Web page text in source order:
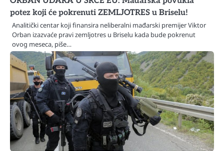
potez koji će pokrenuti ZEMLJOTRES u Briselu!
Analitički centar koji finansira neliberalni mađarski premijer Viktor
Orban izazvaće pravi zemljotres u Briselu kada bude pokrenut
ovog meseca, piše…